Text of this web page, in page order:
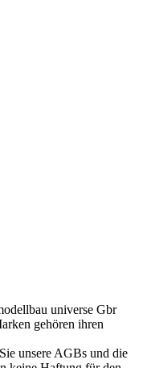
universe Gbr
gehören ihren
unsere AGBs und die